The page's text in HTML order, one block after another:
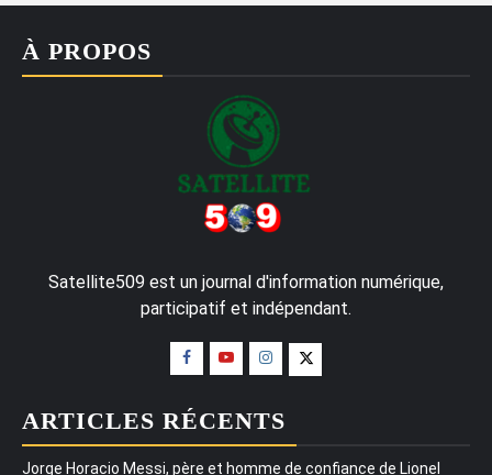
À PROPOS
Satellite509 est un journal d'information numérique,
participatif et indépendant.
ARTICLES RÉCENTS
Jorge Horacio Messi, père et homme de confiance de Lionel